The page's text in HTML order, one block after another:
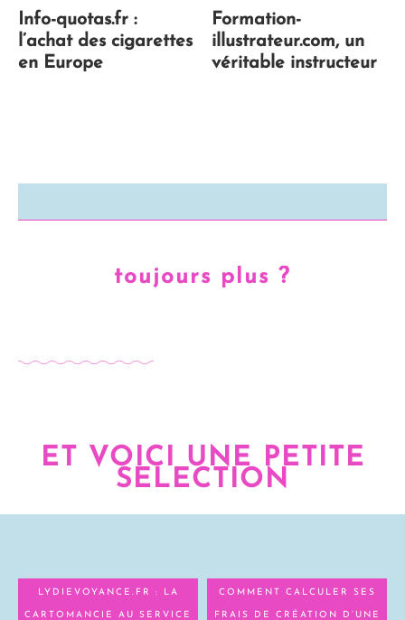
Info-quotas.fr :
l’achat des cigarettes
en Europe
Formation-
illustrateur.com, un
véritable instructeur
toujours plus ?
ET VOICI UNE PETITE
SELECTION
LYDIEVOYANCE.FR : LA
CARTOMANCIE AU SERVICE
COMMENT CALCULER SES
FRAIS DE CRÉATION D’UNE